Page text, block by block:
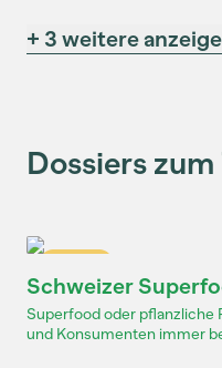
+ 3 weitere
Dossiers
Schweizer
Superfood oder pflanzliche
und Konsumenten immer